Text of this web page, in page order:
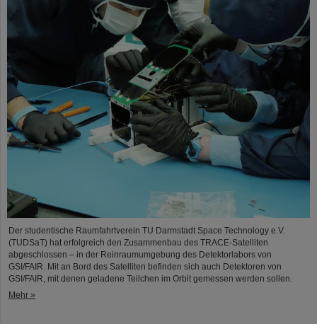
Der studentische Raumfahrtverein TU Darmstadt Space Technology e.V.
(TUDSaT) hat erfolgreich den Zusammenbau des TRACE-Satelliten
abgeschlossen – in der Reinraumumgebung des Detektorlabors von
GSI/FAIR. Mit an Bord des Satelliten befinden sich auch Detektoren von
GSI/FAIR, mit denen geladene Teilchen im Orbit gemessen werden sollen.
Mehr »